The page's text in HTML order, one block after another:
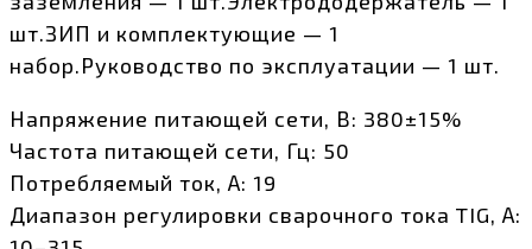
шт.ЗИП и комплектующие — 1
набор.Руководство по эксплуатации — 1 шт.
Напряжение питающей сети, В: 380±15%
Частота питающей сети, Гц: 50
Потребляемый ток, А: 19
Диапазон регулировки сварочного тока TIG, А: